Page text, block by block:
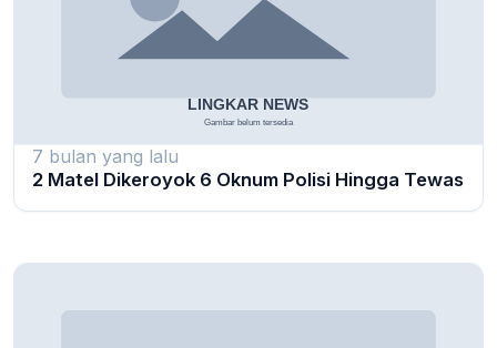
7 bulan yang lalu
2 Matel Dikeroyok 6 Oknum Polisi Hingga Tewas